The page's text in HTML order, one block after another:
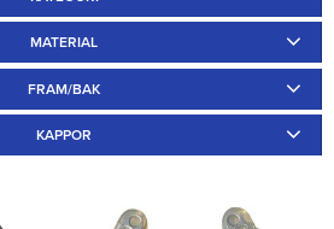
MATERIAL
FRAM/BAK
KAPPOR